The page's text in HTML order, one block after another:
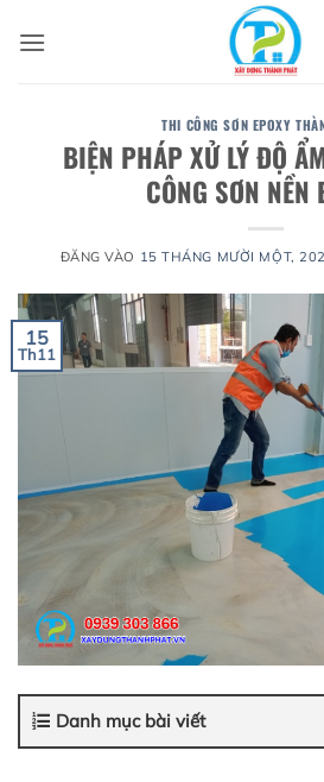
qua
THI CÔNG SƠN EPOXY
BIỆN PHÁP XỬ LÝ ĐỘ
CÔNG SƠN NỀN
ĐĂNG VÀO 15 THÁNG MƯỜI MỘT,
15
Th11
Danh mục bài viết